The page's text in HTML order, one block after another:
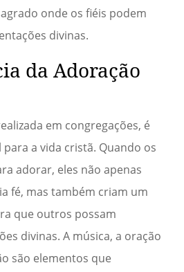
onde os fiéis podem
divinas.
da Adoração
em congregações, é
a vida cristã. Quando os
adorar, eles não apenas
fé, mas também criam um
que outros possam
divinas. A música, a oração
são elementos que